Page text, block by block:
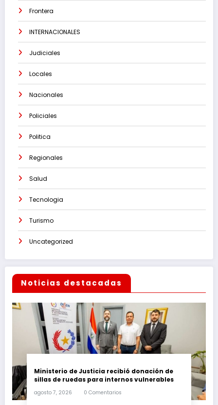
Frontera
INTERNACIONALES
Judiciales
Locales
Nacionales
Policiales
Politica
Regionales
Salud
Tecnologia
Turismo
Uncategorized
Noticias destacadas
Ministerio de Justicia recibió donación de
sillas de ruedas para internos vulnerables
agosto 7, 2026 0 Comentarios